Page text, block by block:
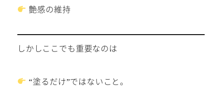
艶感の維持
しかしここでも重要なのは
“塗るだけ”ではないこと。